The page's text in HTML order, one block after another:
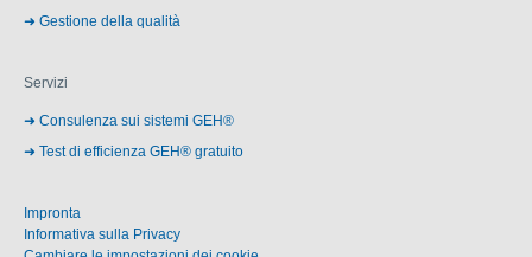
Gestione della qualità
Servizi
Consulenza sui sistemi GEH®
Test di efficienza GEH® gratuito
Impronta
Informativa sulla Privacy